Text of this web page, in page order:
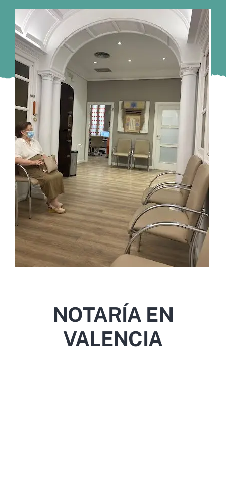
Gijón
Vigo
Córdoba
Todas las CCAA
NOTARÍA EN
VALENCIA